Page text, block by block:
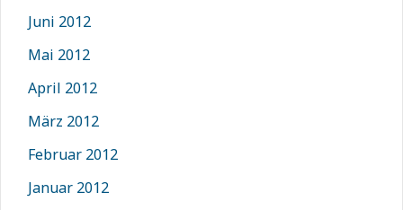
Juni 2012
Mai 2012
April 2012
März 2012
Februar 2012
Januar 2012